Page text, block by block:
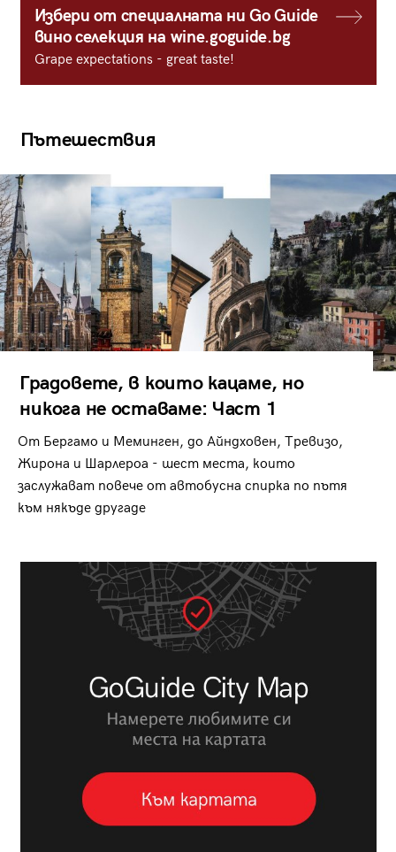
Избери от специалната ни Go Guide
вино селекция на wine.goguide.bg
Grape expectations - great taste!
Пътешествия
Градовете, в които кацаме, но
никога не оставаме: Част 1
От Бергамо и Меминген, до Айндховен, Тревизо,
Жирона и Шарлероа - шест места, които
заслужават повече от автобусна спирка по пътя
към някъде другаде